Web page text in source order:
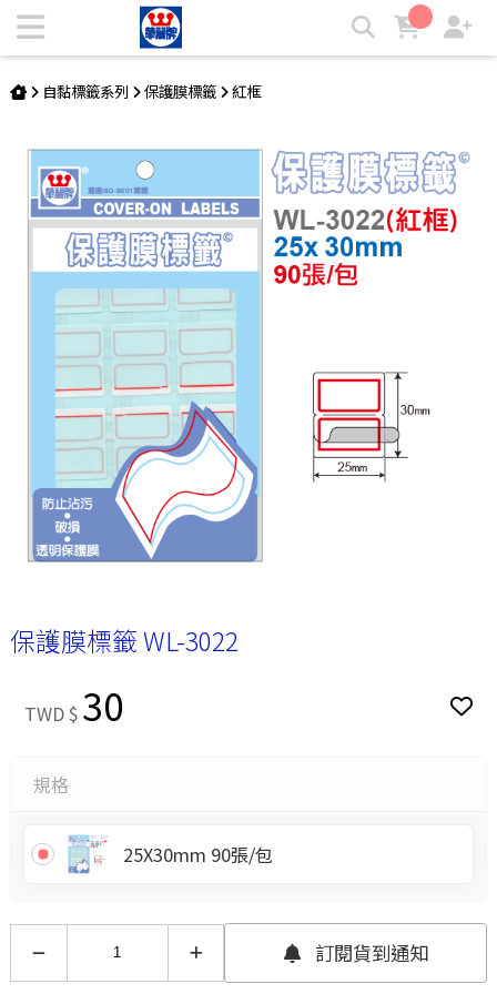
保護膜標籤 WL-3022 | 華麗牌自粘標籤
自黏標籤系列 保護膜標籤 紅框
保護膜標籤 WL-3022
TWD $ 30
規格
25X30mm 90張/包
訂閱貨到通知